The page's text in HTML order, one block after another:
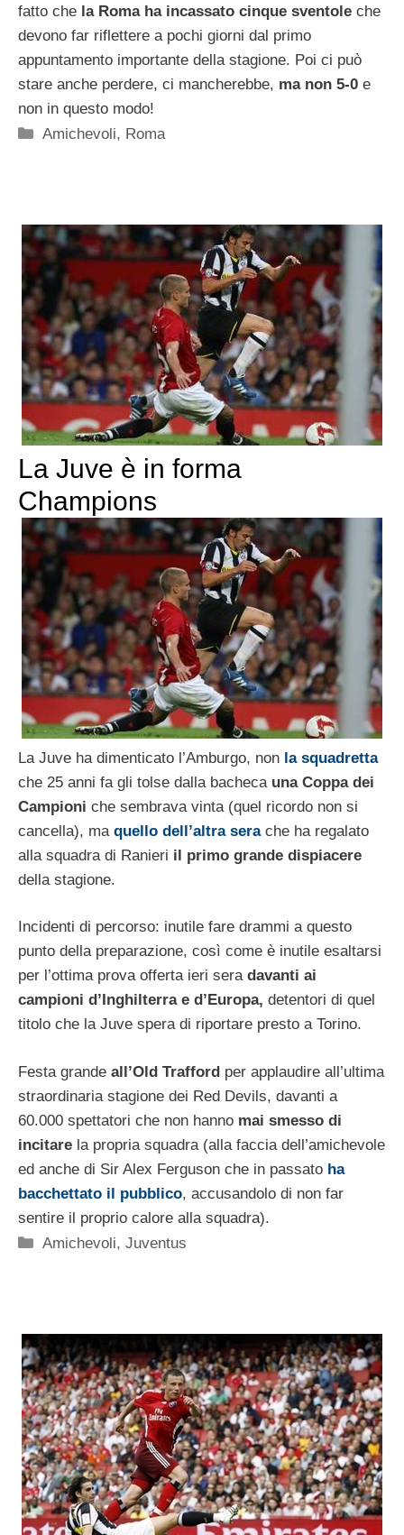
fatto che la Roma ha incassato cinque sventole che
devono far riflettere a pochi giorni dal primo
appuntamento importante della stagione. Poi ci può
stare anche perdere, ci mancherebbe, ma non 5-0 e
non in questo modo!
Categorie
Amichevoli, Roma
La Juve è in forma
Champions
La Juve ha dimenticato l’Amburgo, non la squadretta
che 25 anni fa gli tolse dalla bacheca una Coppa dei
Campioni che sembrava vinta (quel ricordo non si
cancella), ma quello dell’altra serache ha regalato
alla squadra di Ranieri il primo grande dispiacere
della stagione.
Incidenti di percorso: inutile fare drammi a questo
punto della preparazione, così come è inutile esaltarsi
per l’ottima prova offerta ieri sera davanti ai
campioni d’Inghilterra e d’Europa, detentori di quel
titolo che la Juve spera di riportare presto a Torino.
Festa grande all’Old Trafford per applaudire all’ultima
straordinaria stagione dei Red Devils, davanti a
60.000 spettatori che non hanno mai smesso di
incitare la propria squadra (alla faccia dell’amichevole
ed anche di Sir Alex Ferguson che in passato ha
bacchettato il pubblico, accusandolo di non far
sentire il proprio calore alla squadra).
Categorie
Amichevoli,Juventus